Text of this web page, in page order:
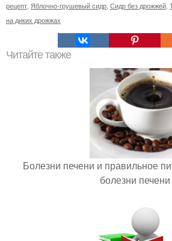
рецепт Яблочно-грушевый сидр Сидр без дрожжей
на диких дрожжах
Читайте также
Болезни печени и правильное
болезни печени